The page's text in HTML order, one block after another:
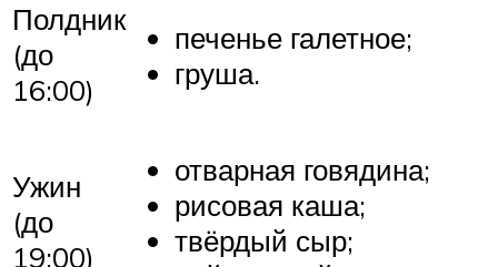
Полдник
(до
16:00)
печенье галетное;
груша.
Ужин
(до
19:00)
отварная говядина;
рисовая каша;
твёрдый сыр;